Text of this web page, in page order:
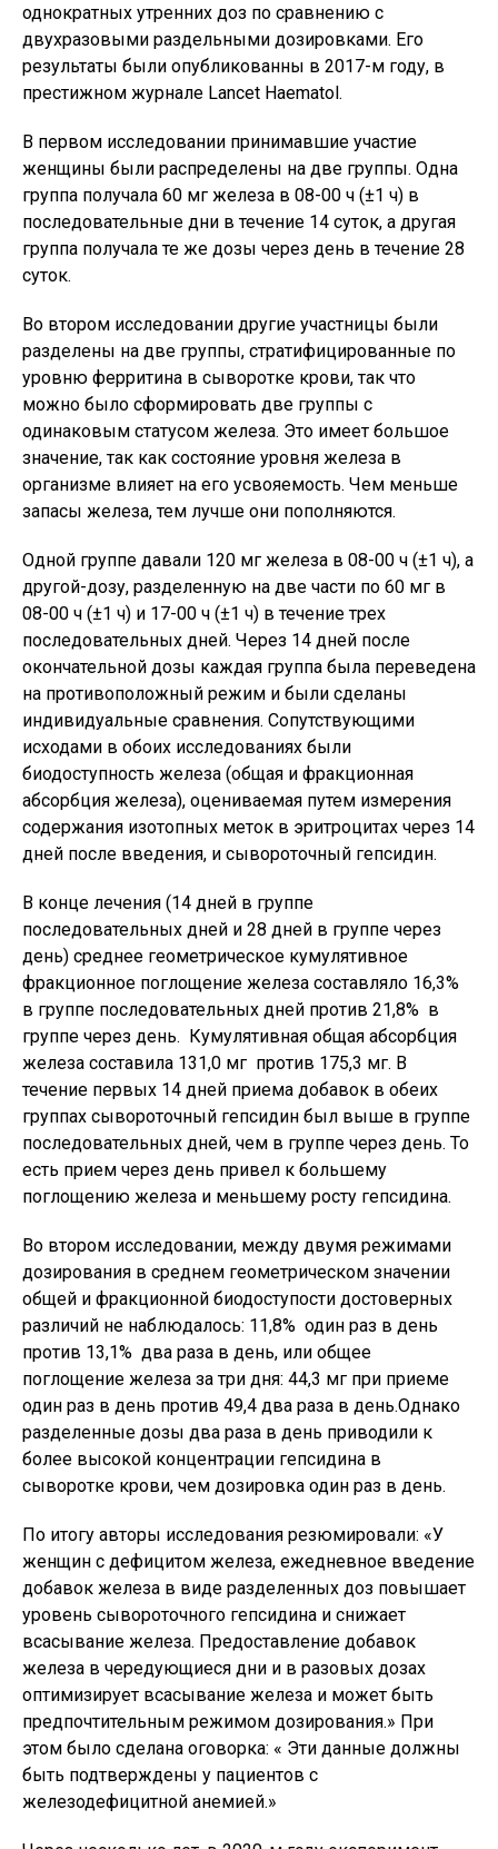
однократных утренних доз по сравнению с
двухразовыми раздельными дозировками. Его
результаты были опубликованны в 2017-м году, в
престижном журнале Lancet Haematol.
В первом исследовании принимавшие участие
женщины были распределены на две группы. Одна
группа получала 60 мг железа в 08-00 ч (±1 ч) в
последовательные дни в течение 14 суток, а другая
группа получала те же дозы через день в течение 28
суток.
Во втором исследовании другие участницы были
разделены на две группы, стратифицированные по
уровню ферритина в сыворотке крови, так что
можно было сформировать две группы с
одинаковым статусом железа. Это имеет большое
значение, так как состояние уровня железа в
организме влияет на его усвояемость. Чем меньше
запасы железа, тем лучше они пополняются.
Одной группе давали 120 мг железа в 08-00 ч (±1 ч), а
другой-дозу, разделенную на две части по 60 мг в
08-00 ч (±1 ч) и 17-00 ч (±1 ч) в течение трех
последовательных дней. Через 14 дней после
окончательной дозы каждая группа была переведена
на противоположный режим и были сделаны
индивидуальные сравнения. Сопутствующими
исходами в обоих исследованиях были
биодоступность железа (общая и фракционная
абсорбция железа), оцениваемая путем измерения
содержания изотопных меток в эритроцитах через 14
дней после введения, и сывороточный гепсидин.
В конце лечения (14 дней в группе
последовательных дней и 28 дней в группе через
день) среднее геометрическое кумулятивное
фракционное поглощение железа составляло 16,3%
в группе последовательных дней против 21,8% в
группе через день. Кумулятивная общая абсорбция
железа составила 131,0 мг против 175,3 мг. В
течение первых 14 дней приема добавок в обеих
группах сывороточный гепсидин был выше в группе
последовательных дней, чем в группе через день. То
есть прием через день привел к большему
поглощению железа и меньшему росту гепсидина.
Во втором исследовании, между двумя режимами
дозирования в среднем геометрическом значении
общей и фракционной биодоступости достоверных
различий не наблюдалось: 11,8% один раз в день
против 13,1% два раза в день, или общее
поглощение железа за три дня: 44,3 мг при приеме
один раз в день против 49,4 два раза в день.Однако
разделенные дозы два раза в день приводили к
более высокой концентрации гепсидина в
сыворотке крови, чем дозировка один раз в день.
По итогу авторы исследования резюмировали: «У
женщин с дефицитом железа, ежедневное введение
добавок железа в виде разделенных доз повышает
уровень сывороточного гепсидина и снижает
всасывание железа. Предоставление добавок
железа в чередующиеся дни и в разовых дозах
оптимизирует всасывание железа и может быть
предпочтительным режимом дозирования.» При
этом было сделана оговорка: « Эти данные должны
быть подтверждены у пациентов с
железодефицитной анемией.»